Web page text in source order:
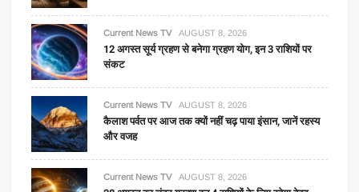
Current News TV AUGUST 8, 2026
12 अगस्त सूर्य ग्रहण से बनेगा ग्रहण योग, इन 3 राशियों पर
संकट
Current News TV AUGUST 8, 2026
कैलाश पर्वत पर आज तक क्यों नहीं चढ़ पाया इंसान, जानें रहस्य
और वजह
Current News TV AUGUST 8, 2026